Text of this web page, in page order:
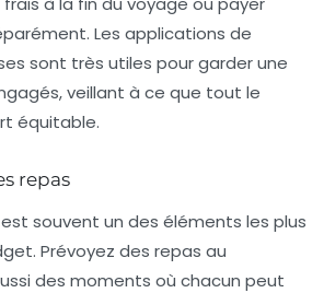
Les applications de
sont très utiles pour garder une
veillant à ce que tout le
équitable.
repas
est souvent un des éléments les plus
Prévoyez des repas au
des moments où chacun peut